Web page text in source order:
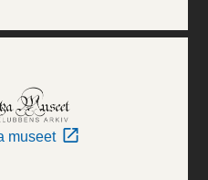
museet